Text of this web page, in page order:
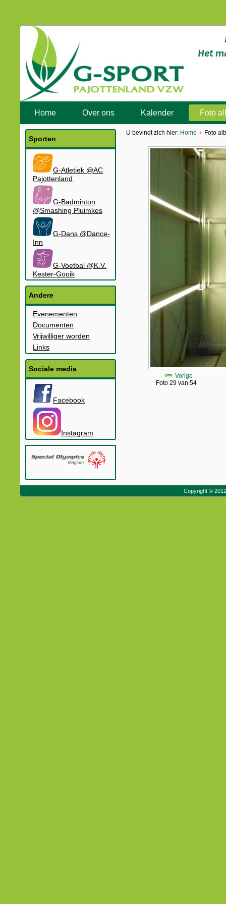
Home Over ons Kalender Foto
Sporten
G-Atletiek @AC
Pajottenland
G-Badminton
@Smashing Pluimkes
G-Dans @Dance-
Inn
G-Voetbal @K.V.
Kester-Gooik
Andere
Evenementen
Documenten
Vrijwilliger worden
Links
Sociale media
Facebook
Instagram
U bevindt zich hier: Home Foto
Vorige
Foto 29 van 54
Copyright ©